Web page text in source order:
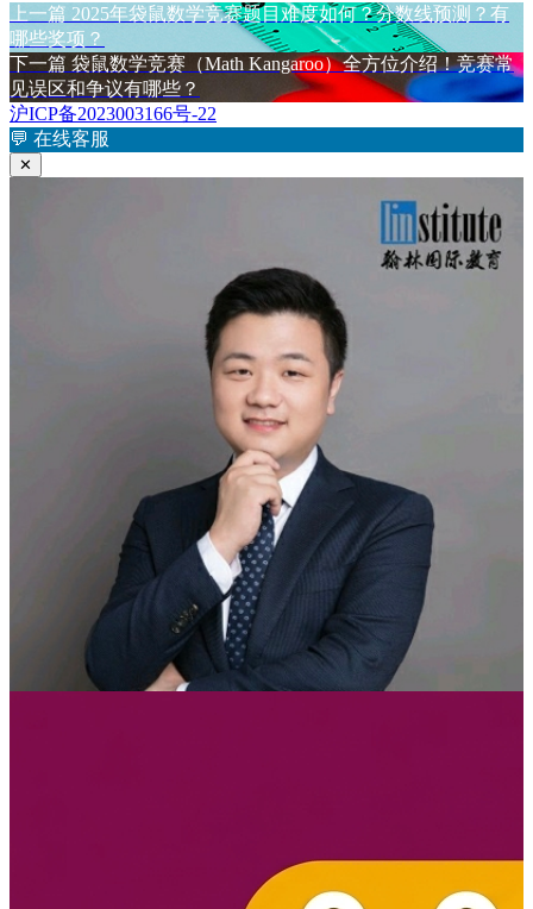
布
于
者
文
章
导
航
上一篇 上
篇
文
章：
2025年袋鼠数学竞赛题目难度如何？分数线预测？有
哪些奖项？
下一篇 下
篇
文
章：
袋鼠数学竞赛（Math Kangaroo）全方位介绍！竞赛常
见误区和争议有哪些？
沪ICP备2023003166号-22
💬 在线客服
✕